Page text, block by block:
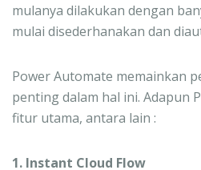
mulanya dilakukan dengan
mulai disederhanakan dan
Power Automate memainkan
penting dalam hal ini. Adapun
fitur utama, antara lain :
1. Instant Cloud Flow